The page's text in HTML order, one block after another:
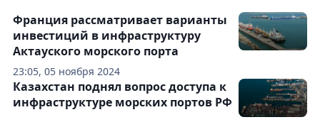
23:05, 05 ноября 2024
Франция рассматривает варианты
инвестиций в инфраструктуру
Актауского морского порта
Казахстан поднял вопрос доступа к
инфраструктуре морских портов РФ